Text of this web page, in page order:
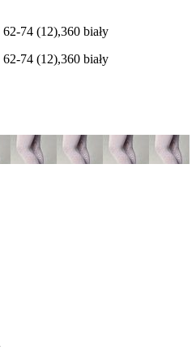
74 (12),360 biały
74 (12),360 biały